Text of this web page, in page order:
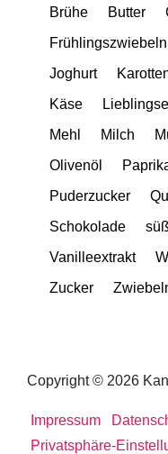
Brühe
Butter
Frühlingszwiebeln
Joghurt
Käse
Mehl
Milch
Olivenöl
Puderzucker
Schokolade
süß
Vanilleextrakt
Zucker
Copyright © 2026
Impressum
Privatsphäre-